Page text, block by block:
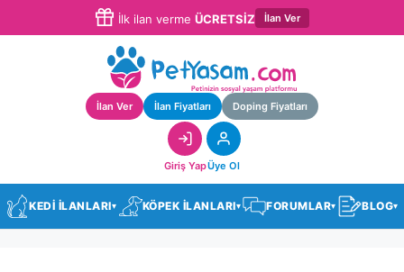
İlk ilan verme ÜCRETSİZ İlan Ver
İlan Ver İlan Fiyatları Doping Fiyatları
Giriş YapÜye Ol
KEDİ İLANLARI▾ KÖPEK İLANLARI▾ FORUMLAR▾ BLOG▾